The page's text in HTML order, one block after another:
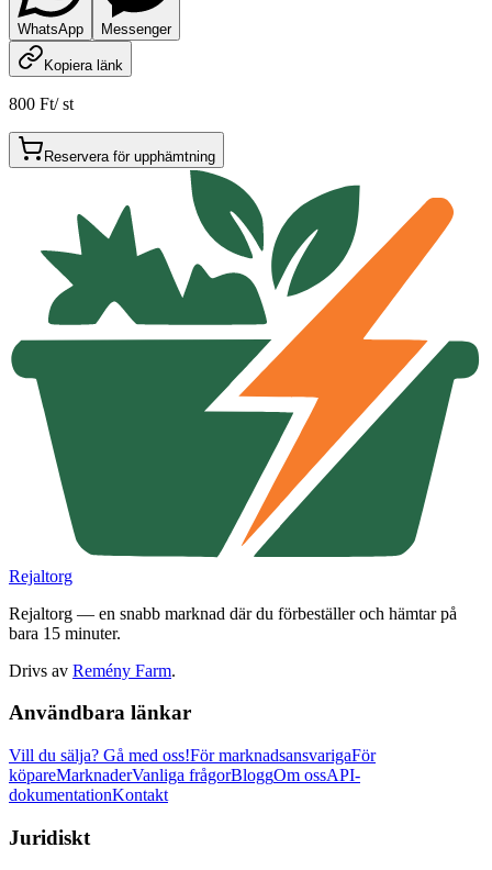
WhatsApp Messenger
Kopiera länk
800 Ft/st
Reservera för upphämtning
Rejaltorg
Rejaltorg — en snabb marknad där du förbeställer och hämtar på
bara 15 minuter.
Drivs av Remény Farm.
Användbara länkar
Vill du sälja? Gå med oss!För marknadsansvarigaFör
köpareMarknaderVanliga frågorBloggOm ossAPI-
dokumentationKontakt
Juridiskt